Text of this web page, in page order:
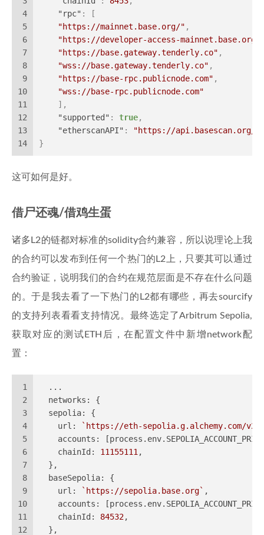
4
5
6
7
8
9
10
11
12
13
14
"rpc" :
[
"https://mainnet.base.org/" ,
"https://developer-access-mainnet.base.org/
"https://base.gateway.tenderly.co" ,
"wss://base.gateway.tenderly.co" ,
"https://base-rpc.publicnode.com" ,
"wss://base-rpc.publicnode.com"
] ,
"supported" : true,
"etherscanAPI" :
"https://api.basescan.org/"
}
这可如何是好。
借尸还魂/借鸡生蛋
诸多L2的链都对标准的solidity合约兼容，所以说理论上我
的合约可以发布到任何一个热门的L2上，只要其可以通过
合约验证，说明我们的合约在规范层面是不存在什么问题
的。于是我去看了一下热门的L2都有哪些，再去sourcify
的支持列表看看支持情况。最终选定了Arbitrum Sepolia,
获取对应的测试ETH后，在配置文件中新增network配
置：
1
2
3
4
5
6
7
8
9
10
11
12
  ...
networks : {
sepolia: {
url : `https://eth-sepolia.g.alchemy.com/v2/
accounts : [process. env.
chainId : 11155111 ,
  },
baseSepolia: {
url : `https://sepolia.base.org` ,
accounts : [process. env.
chainId : 84532,
  },